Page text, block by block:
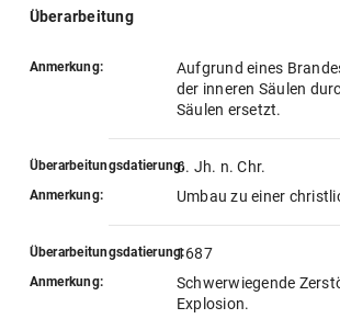
Überarbeitung
Anmerkung:
Aufgrund eines
der inneren Säulen
Säulen ersetzt.
Überarbeitungsdatierung:6. Jh. n. Chr.
Anmerkung: Umbau zu einer
Überarbeitungsdatierung:1687
Anmerkung:
Schwerwiegende
Explosion.